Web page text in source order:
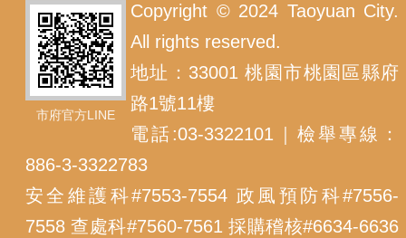
市府官方LINE
Copyright © 2024 Taoyuan City.
All rights reserved.
地址：33001 桃園市桃園區縣府
路1號11樓
電話:03-3322101｜檢舉專線：
886-3-3322783
安全維護科#7553-7554 政風預防科#7556-
7558 查處科#7560-7561 採購稽核#6634-6636